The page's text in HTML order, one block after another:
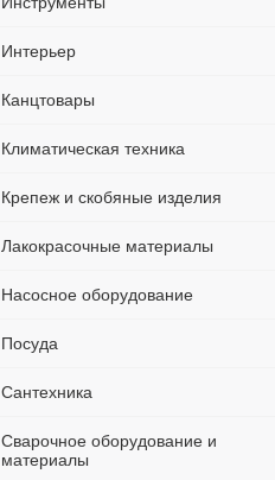
Интерьер
Канцтовары
Климатическая техника
Крепеж и скобяные изделия
Лакокрасочные материалы
Насосное оборудование
Посуда
Сантехника
Сварочное оборудование и
материалы